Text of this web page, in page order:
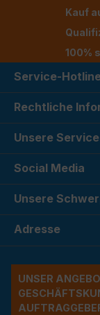
Kauf
100%
Service-
Rechtliche
Unsere
Social Media
Unsere
Adresse
UNSER
UFTRAGGEBER